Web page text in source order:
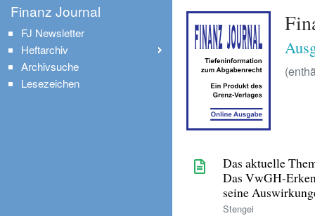
Das aktuelle
Das VwGH-
seine
Stengei
Finanz Journal
FJ Newsletter
Heftarchiv
Archivsuche
Lesezeichen